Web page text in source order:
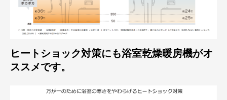
ヒートショック対策にも浴室乾燥暖房機がオ
ススメです。